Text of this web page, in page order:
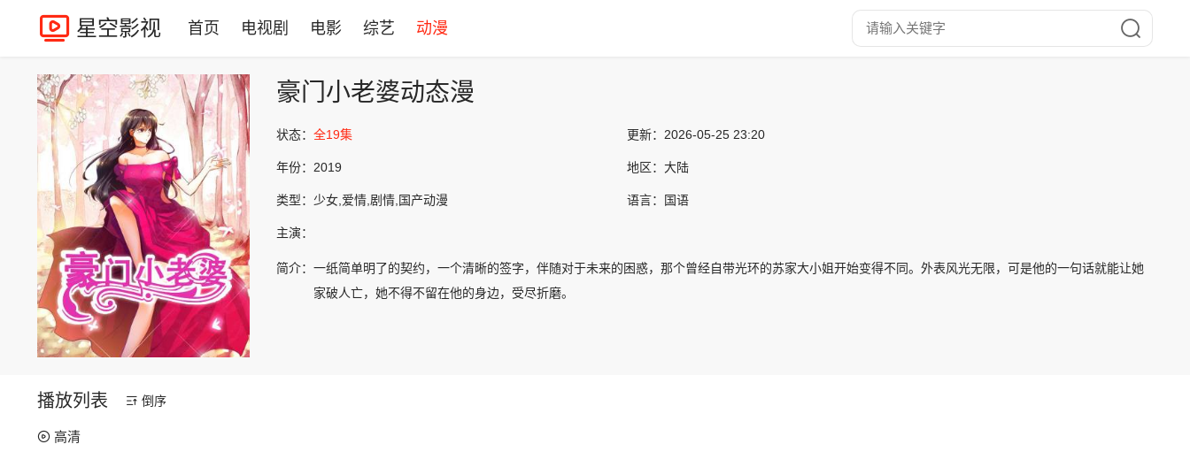
星空影视 首页 电视剧 电影 综艺 动漫
豪门小老婆动态漫
状态： 全19集 更新： 2026-05-25 23:20
年份： 2019 地区： 大陆
类型： 少女,爱情,剧情,国产动漫 语言： 国语
主演：
简介： 一纸简单明了的契约，一个清晰的签字，伴随对于未来的困惑，那个曾经自带光环的苏家大小姐开始变得不同。外表风光无限，可是他的一句话就能让她
家破人亡，她不得不留在他的身边，受尽折磨。
播放列表 倒序
高清